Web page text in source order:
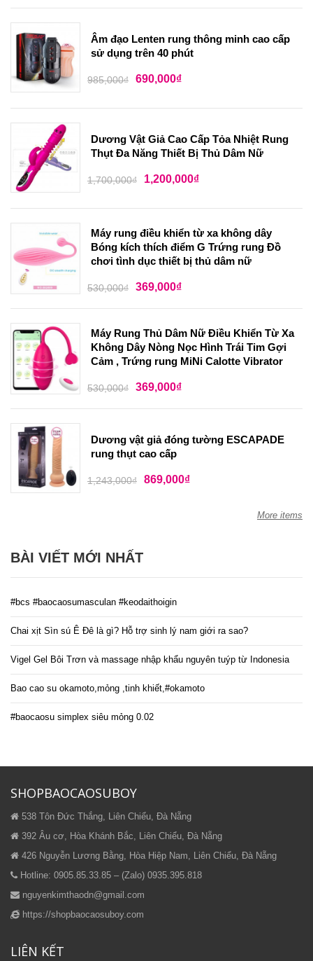
Âm đạo Lenten rung thông minh cao cấp
sử dụng trên 40 phút
985,000₫ 690,000₫
Dương Vật Giả Cao Cấp Tỏa Nhiệt Rung
Thụt Đa Năng Thiết Bị Thủ Dâm Nữ
1,700,000₫ 1,200,000₫
Máy rung điều khiển từ xa không dây
Bóng kích thích điểm G Trứng rung Đồ
chơi tình dục thiết bị thủ dâm nữ
530,000₫ 369,000₫
Máy Rung Thủ Dâm Nữ Điều Khiển Từ Xa
Không Dây Nòng Nọc Hình Trái Tim Gợi
Cảm , Trứng rung MiNi Calotte Vibrator
530,000₫ 369,000₫
Dương vật giả đóng tường ESCAPADE
rung thụt cao cấp
1,243,000₫ 869,000₫
More items
BÀI VIẾT MỚI NHẤT
#bcs #baocaosumasculan #keodaithoigin
Chai xịt Sìn sú Ê Đê là gì? Hỗ trợ sinh lý nam giới ra sao?
Vigel Gel Bôi Trơn và massage nhập khẩu nguyên tuýp từ Indonesia
Bao cao su okamoto,mỏng ,tinh khiết,#okamoto
#baocaosu simplex siêu mỏng 0.02
SHOPBAOCAOSUBOY
538 Tôn Đức Thắng, Liên Chiểu, Đà Nẵng
392 Âu cơ, Hòa Khánh Bắc, Liên Chiểu, Đà Nẵng
426 Nguyễn Lương Bằng, Hòa Hiệp Nam, Liên Chiểu, Đà Nẵng
Hotline: 0905.85.33.85 – (Zalo) 0935.395.818
nguyenkimthaodn@gmail.com
https://shopbaocaosuboy.com
LIÊN KẾT